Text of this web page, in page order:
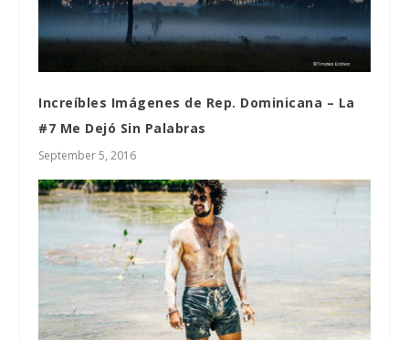
Increíbles Imágenes de Rep. Dominicana – La
#7 Me Dejó Sin Palabras
September 5, 2016